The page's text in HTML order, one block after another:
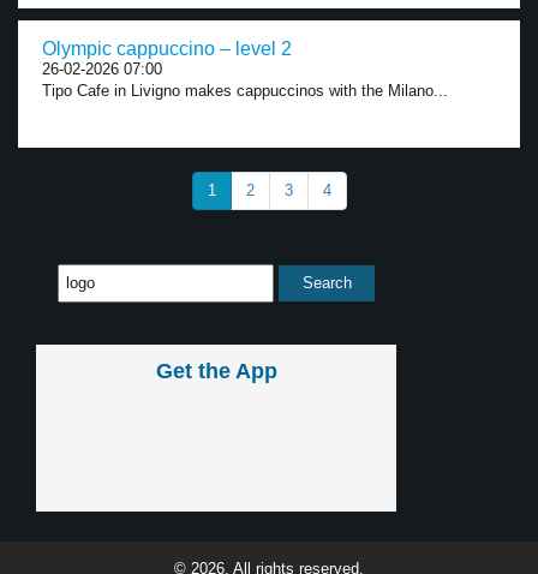
Olympic cappuccino – level 2
26-02-2026 07:00
Tipo Cafe in Livigno makes cappuccinos with the Milano...
1 2 3 4
Get the App
© 2026, All rights reserved.